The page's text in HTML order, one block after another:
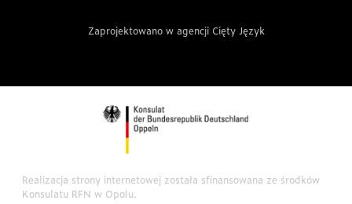
Zaprojektowano w agencji Cięty Język
Realizacja strony internetowej została sfinansowana ze środków
Konsulatu RFN w Opolu.